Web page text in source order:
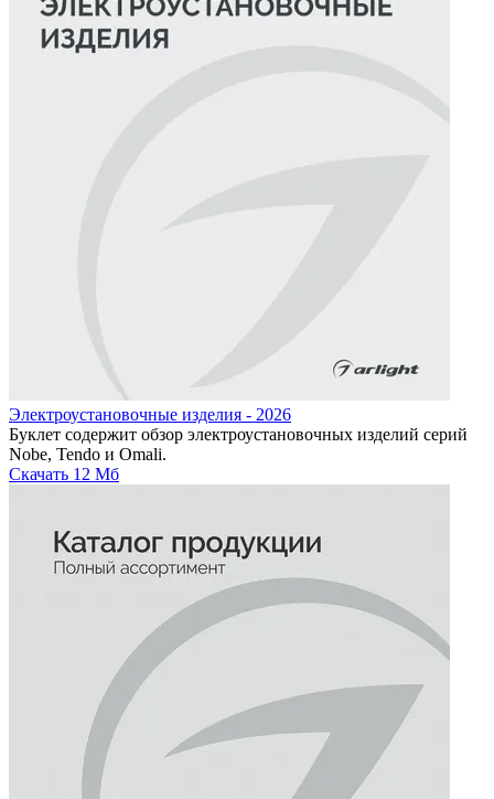
Электроустановочные изделия - 2026
Буклет содержит обзор электроустановочных изделий серий
Nobe, Tendo и Omali.
Скачать 12 Мб